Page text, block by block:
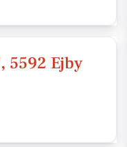
5592 Ejby